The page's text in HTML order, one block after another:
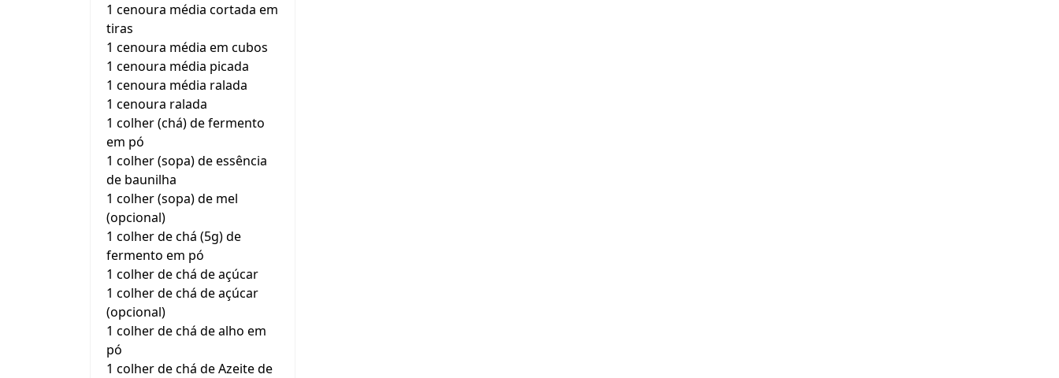
1 cenoura média cortada em
tiras
1 cenoura média em cubos
1 cenoura média picada
1 cenoura média ralada
1 cenoura ralada
1 colher (chá) de fermento
em pó
1 colher (sopa) de essência
de baunilha
1 colher (sopa) de mel
(opcional)
1 colher de chá (5g) de
fermento em pó
1 colher de chá de açúcar
1 colher de chá de açúcar
(opcional)
1 colher de chá de alho em
pó
1 colher de chá de Azeite de